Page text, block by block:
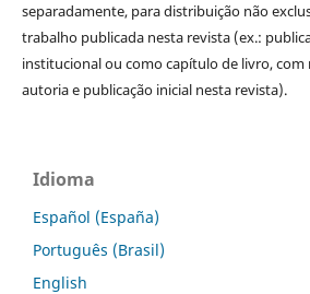
separadamente, para distribuição não
trabalho publicada nesta revista (ex.:
institucional ou como capítulo de livro,
autoria e publicação inicial nesta revista).
Idioma
Español (España)
Português (Brasil)
English